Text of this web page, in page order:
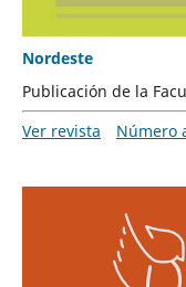
Nordeste
Publicación de la
Ver revista
Número